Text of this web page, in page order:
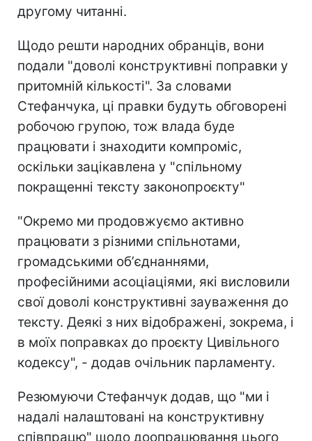
другому читанні.
Щодо решти народних обранців, вони
подали "доволі конструктивні поправки у
притомній кількості". За словами
Стефанчука, ці правки будуть обговорені
робочою групою, тож влада буде
працювати і знаходити компроміс,
оскільки зацікавлена у "спільному
покращенні тексту законопроєкту"
"Окремо ми продовжуємо активно
працювати з різними спільнотами,
громадськими обʼєднаннями,
професійними асоціаціями, які висловили
свої доволі конструктивні зауваження до
тексту. Деякі з них відображені, зокрема, і
в моїх поправках до проєкту Цивільного
кодексу", - додав очільник парламенту.
Резюмуючи Стефанчук додав, що "ми і
надалі налаштовані на конструктивну
співпрацю" щодо доопрацювання цього